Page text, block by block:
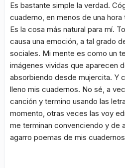
Es bastante simple la verdad.
cuaderno, en menos de una
Es la cosa más natural para mí.
causa una emoción, a tal grado
sociales. Mi mente es como un
imágenes vividas que aparecen
absorbiendo desde mujercita. Y
lleno mis cuadernos. No sé, a
canción y termino usando las
momento, otras veces las voy
me terminan convenciendo y de
agarro poemas de mis